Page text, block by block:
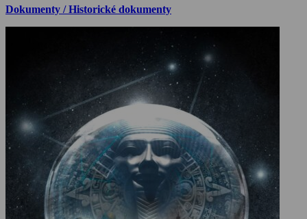
Dokumenty / Historické dokumenty